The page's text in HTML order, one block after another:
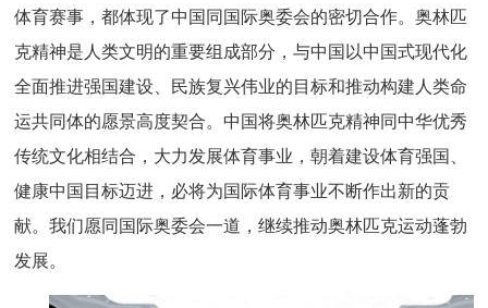
体育赛事，都体现了中国同国际奥委会的密切合作。奥林匹
克精神是人类文明的重要组成部分，与中国以中国式现代化
全面推进强国建设、民族复兴伟业的目标和推动构建人类命
运共同体的愿景高度契合。中国将奥林匹克精神同中华优秀
传统文化相结合，大力发展体育事业，朝着建设体育强国、
健康中国目标迈进，必将为国际体育事业不断作出新的贡
献。我们愿同国际奥委会一道，继续推动奥林匹克运动蓬勃
发展。